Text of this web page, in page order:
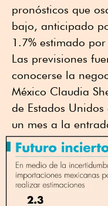
pronósticos que
bajo, anticipado
1.7% estimado
Las previsiones
conocerse la
México Claudia
de Estados
un mes a la